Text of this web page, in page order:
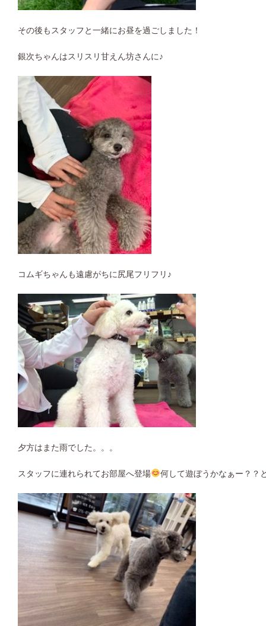
その後もスタッフと一緒にお昼を過ごしました！
銀次ちゃんはスリスリ甘えん坊さんに♪
コムギちゃんも遠慮がちに尻尾フリフリ♪
夕方はまた雨でした。。。
スタッフに連れられてお部屋へ登場 何して遊ぼうかなぁー？？